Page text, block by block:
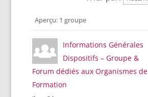
Groupes
membre
Aperçu: 1 groupe
Informations Générales
Dispositifs – Groupe &
Forum dédiés aux Organismes de
Formation